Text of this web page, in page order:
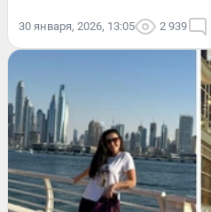
30 января, 2026, 13:05 2 939